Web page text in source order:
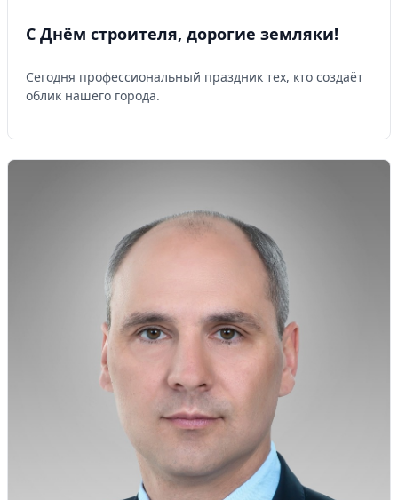
С Днём строителя, дорогие земляки!
Сегодня профессиональный праздник тех, кто создаёт
облик нашего города.